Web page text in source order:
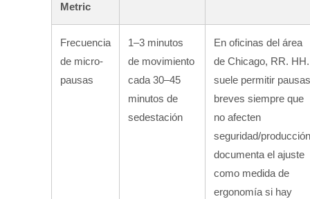
Metric
Frecuencia
de micro-
pausas
1–3 minutos
de movimiento
cada 30–45
minutos de
sedestación
En oficinas del área
de Chicago, RR. HH.
suele permitir pausas
breves siempre que
no afecten
seguridad/
documenta el ajuste
como medida de
ergonomía si hay